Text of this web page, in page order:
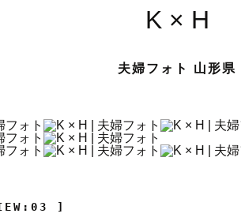
K × H
夫婦フォト 山形県
]